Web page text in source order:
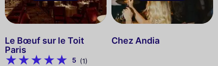
Le Bœuf sur le Toit
Paris
5 (1)
Chez Andia